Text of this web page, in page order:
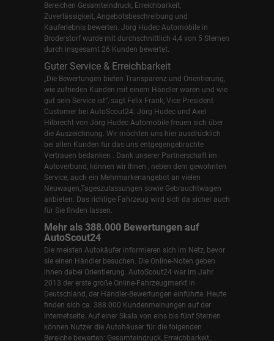
Bereichen Gesamteindruck, Erreichbarkeit,
Zuverlässigkeit, Angebotsbeschreibung und
Kauferlebnis bewerten. Jörg Hudec Automobile in
Broderstorf wurde mit durchschnittlich 4,4 von 5 Sternen
durch insgesamt 26 Kunden bewertet.
Guter Service & Erreichbarkeit
„Die Bewertungen bieten Transparenz und Orientierung,
wie zufrieden Kunden mit einem Händler waren und wie
gut sein Service ist“, sagt Felix Frank, Vice President
Customer bei AutoScout24. Jörg Hudec und Axel
Hilbrecht von Jörg Hudec Automobile freuen sich über
die Auszeichnung. Wir möchten uns hier ausdrücklich
bei allen Kunden für das uns entgegengebrachte
Vertrauen bedanken . Dank unserer Partnerschaft im
Autoverbund, können wir Ihnen , neben dem gewohnten
Service, auch ein Mehrmarkenangebot an vielen
Neuwagen,Tageszulassungen sowie Gebrauchtwagen
anbieten. Das richtige Fahrzeug wird sich da sicher auch
für Sie finden lassen.
Mehr als 388.000 Bewertungen auf
AutoScout24
Die meisten Autokäufer informieren sich im Netz, bevor
sie einen Händler besuchen. Die Online-Noten geben
ihnen dabei Orientierung. AutoScout24 war im Jahr
2013 der erste große Online-Fahrzeugmarkt in
Deutschland, der Händler-Bewertungen einführte. Heute
finden sich ca. 388.000 Kundenmeinungen auf der
Internetseite. Auf einer Skala von eins bis fünf Sternen
können Nutzer die Autohäuser für die folgenden
Bereiche bewerten: Gesamteindruck, Erreichbarkeit,